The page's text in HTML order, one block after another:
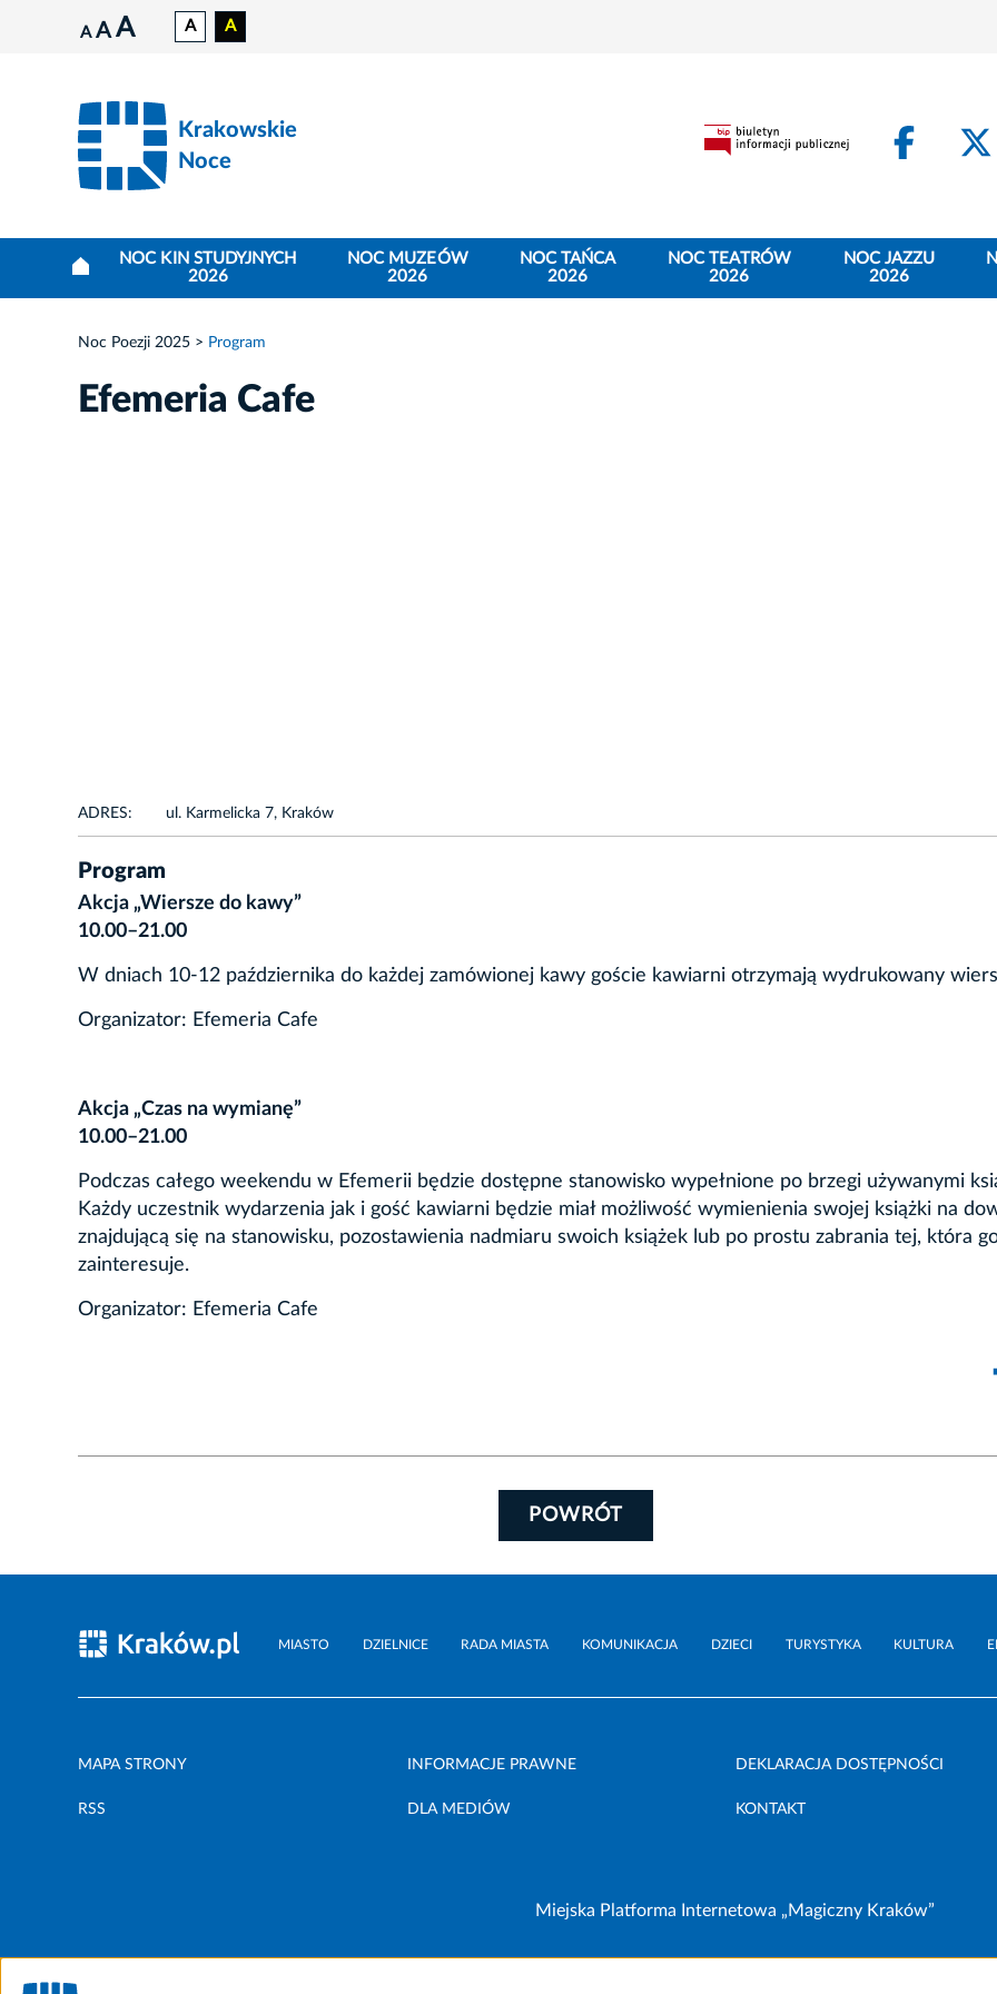
A A A A A
Krakowskie
Noce
NOC KIN STUDYJNYCH
2026
NOC MUZEÓW
2026
NOC TAŃCA
2026
NOC TEATRÓW
2026
NOC JAZZU
2026
Noc Poezji 2025 Program
Efemeria Cafe
ADRES: ul. Karmelicka 7, Kraków
Program
Akcja „Wiersze do kawy”
10.00–21.00
W dniach 10-12 października do każdej zamówionej kawy goście kawiarni otrzymają wydrukowany
Organizator: Efemeria Cafe
Akcja „Czas na wymianę”
10.00–21.00
Podczas całego weekendu w Efemerii będzie dostępne stanowisko wypełnione po brzegi używanymi
Każdy uczestnik wydarzenia jak i gość kawiarni będzie miał możliwość wymienienia swojej książki na
znajdującą się na stanowisku, pozostawienia nadmiaru swoich książek lub po prostu zabrania tej, która
zainteresuje.
Organizator: Efemeria Cafe
POWRÓT
MIASTO DZIELNICE RADA MIASTA KOMUNIKACJA DZIECI TURYSTYKA KULTURA
MAPA STRONY INFORMACJE PRAWNE DEKLARACJA DOSTĘPNOŚCI
RSS DLA MEDIÓW KONTAKT
Miejska Platforma Internetowa „Magiczny Kraków”